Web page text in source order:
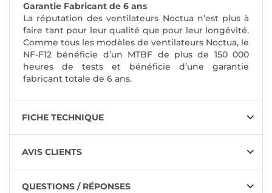
Garantie Fabricant de 6 ans
La réputation des ventilateurs Noctua n’est plus à
faire tant pour leur qualité que pour leur longévité.
Comme tous les modèles de ventilateurs Noctua, le
NF-F12 bénéficie d’un MTBF de plus de 150 000
heures de tests et bénéficie d’une garantie
fabricant totale de 6 ans.
FICHE TECHNIQUE
AVIS CLIENTS
QUESTIONS / RÉPONSES